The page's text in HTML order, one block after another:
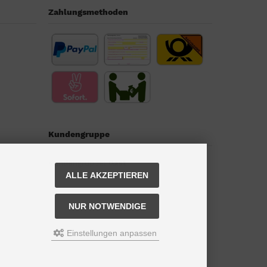
Zahlungsmethoden
Kundengruppe
Kundengruppe:Gast
ALLE AKZEPTIEREN
NUR NOTWENDIGE
Einstellungen anpassen